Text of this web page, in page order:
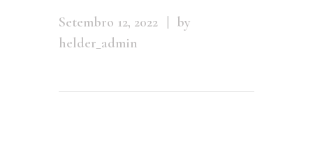
Setembro 12, 2022
by
helder_admin